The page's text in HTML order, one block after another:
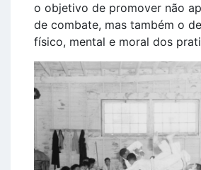
o objetivo de promover não
de combate, mas também o
físico, mental e moral dos